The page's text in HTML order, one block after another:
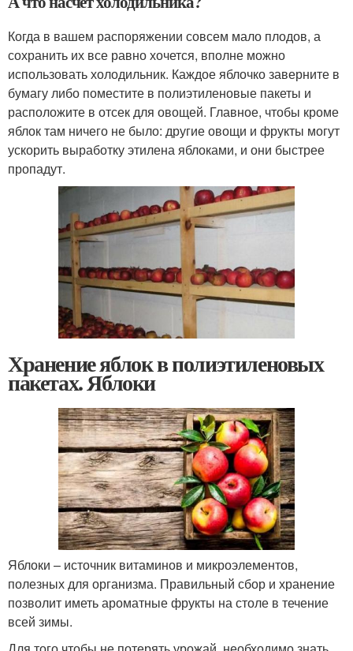
Когда в вашем распоряжении совсем мало плодов, а
сохранить их все равно хочется, вполне можно
использовать холодильник. Каждое яблочко заверните в
бумагу либо поместите в полиэтиленовые пакеты и
расположите в отсек для овощей. Главное, чтобы кроме
яблок там ничего не было: другие овощи и фрукты могут
ускорить выработку этилена яблоками, и они быстрее
пропадут.
Хранение яблок в полиэтиленовых
пакетах. Яблоки
Яблоки – источник витаминов и микроэлементов,
полезных для организма. Правильный сбор и хранение
позволит иметь ароматные фрукты на столе в течение
всей зимы.